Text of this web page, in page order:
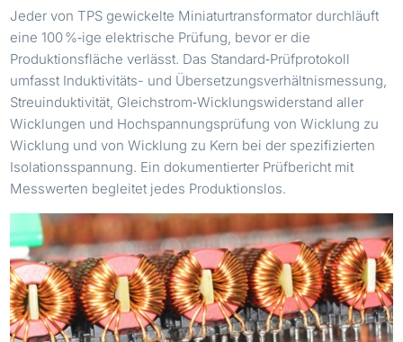
Jeder von TPS gewickelte Miniaturtransformator durchläuft
eine 100 %‑ige elektrische Prüfung, bevor er die
Produktionsfläche verlässt. Das Standard‑Prüfprotokoll
umfasst Induktivitäts- und Übersetzungsverhältnismessung,
Streuinduktivität, Gleichstrom‑Wicklungswiderstand aller
Wicklungen und Hochspannungsprüfung von Wicklung zu
Wicklung und von Wicklung zu Kern bei der spezifizierten
Isolationsspannung. Ein dokumentierter Prüfbericht mit
Messwerten begleitet jedes Produktionslos.